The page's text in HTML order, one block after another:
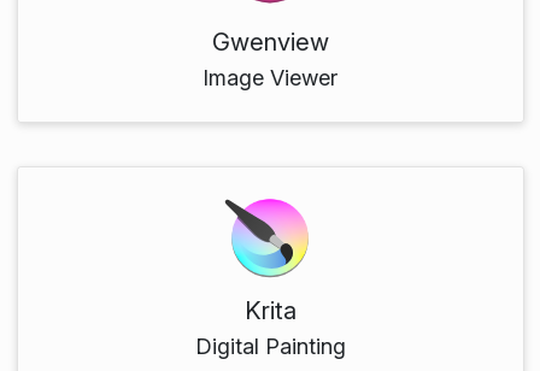
Gwenview
Image Viewer
Krita
Digital Painting